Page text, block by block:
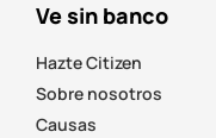
Ve sin banco
Hazte Citizen
Sobre nosotros
Causas